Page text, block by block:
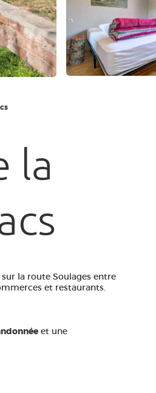
la
sur la route Soulages entre
et restaurants.
et une